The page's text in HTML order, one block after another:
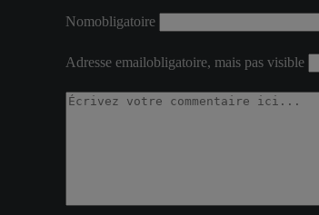
Nomobligatoire
Adresse emailobligatoire, mais pas visible